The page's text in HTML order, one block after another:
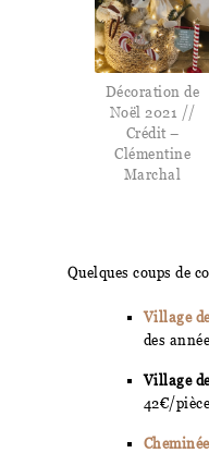
Décoration de
Noël 2021 //
Crédit –
Clémentine
Marchal
Quelques coups de
Village
des
Village
42€/